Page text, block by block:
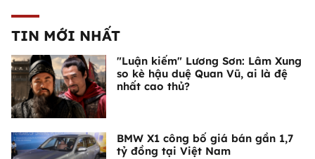
TIN MỚI NHẤT
"Luận kiếm" Lương Sơn: Lâm Xung
so kè hậu duệ Quan Vũ, ai là đệ
nhất cao thủ?
BMW X1 công bố giá bán gần 1,7
tỷ đồng tại Việt Nam